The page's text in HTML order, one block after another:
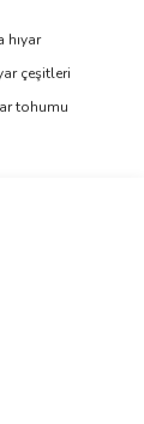
hıyar
çeşitleri
tohumu